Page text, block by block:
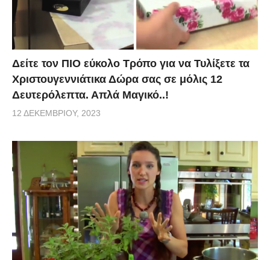
Δείτε τον ΠΙΟ εύκολο Τρόπο για να Τυλίξετε τα
Χριστουγεννιάτικα Δώρα σας σε μόλις 12
Δευτερόλεπτα. Απλά Μαγικό..!
12 ΔΕΚΕΜΒΡΊΟΥ, 2023